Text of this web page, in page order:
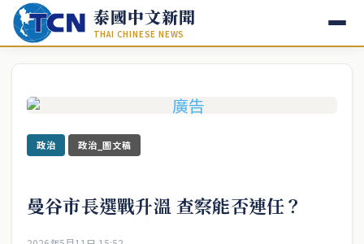
泰國中文新聞
THAI CHINESE NEWS
政治 政治_圖文稿
曼谷市長選戰升溫 查察能否連任？